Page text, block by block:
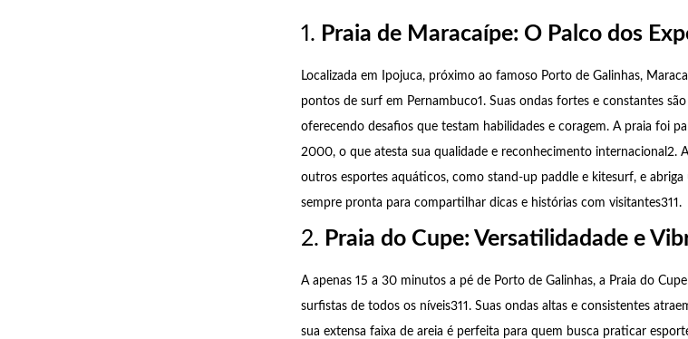
1. Praia de Maracaípe: O Palco dos
Localizada em Ipojuca, próximo ao famoso Porto de Galinhas,
pontos de surf em Pernambuco1. Suas ondas fortes e constantes
oferecendo desafios que testam habilidades e coragem. A praia foi
2000, o que atesta sua qualidade e reconhecimento internacional2.
outros esportes aquáticos, como stand-up paddle e kitesurf, e
sempre pronta para compartilhar dicas e histórias com visitantes311.
2. Praia do Cupe: Versatilidadade e
A apenas 15 a 30 minutos a pé de Porto de Galinhas, a Praia do
surfistas de todos os níveis311. Suas ondas altas e consistentes
sua extensa faixa de areia é perfeita para quem busca praticar